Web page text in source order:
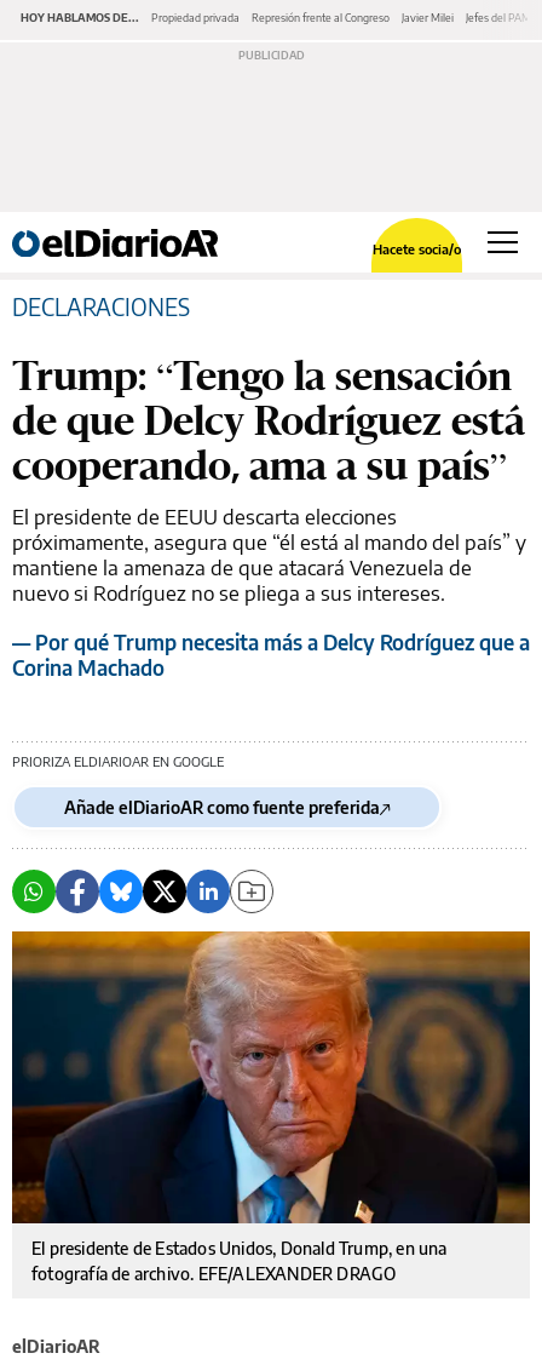
HOY HABLAMOS DE... Propiedad privada Represión frente al Congreso Javier Milei Jefes del PAMI
Hacete socia/o
DECLARACIONES
Trump: “Tengo la sensación
de que Delcy Rodríguez está
cooperando, ama a su país”
El presidente de EEUU descarta elecciones
próximamente, asegura que “él está al mando del país” y
mantiene la amenaza de que atacará Venezuela de
nuevo si Rodríguez no se pliega a sus intereses.
— Por qué Trump necesita más a Delcy Rodríguez que a
Corina Machado
PRIORIZA ELDIARIOAR EN GOOGLE
Añade elDiarioAR como fuente preferida
El presidente de Estados Unidos, Donald Trump, en una
fotografía de archivo. EFE/ALEXANDER DRAGO
elDiarioAR